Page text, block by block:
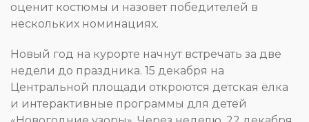
оценит костюмы и назовет победителей в
нескольких номинациях.
Новый год на курорте начнут встречать за две
недели до праздника. 15 декабря на
Центральной площади откроются детская ёлка
и интерактивные программы для детей